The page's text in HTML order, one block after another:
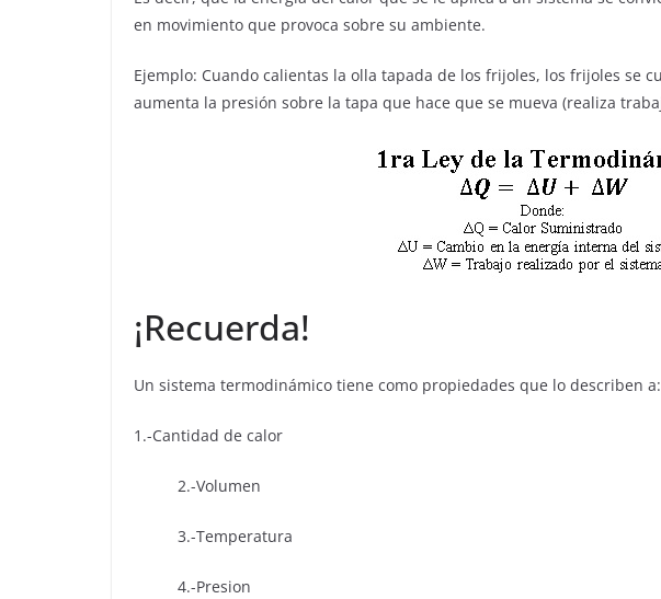
en movimiento que provoca sobre su ambiente.
Ejemplo: Cuando calientas la olla tapada de los frijoles, los frijoles se
aumenta la presión sobre la tapa que hace que se mueva (realiza
¡Recuerda!
Un sistema termodinámico tiene como propiedades que lo describen a:
1.-Cantidad de calor
2.-Volumen
3.-Temperatura
4.-Presion